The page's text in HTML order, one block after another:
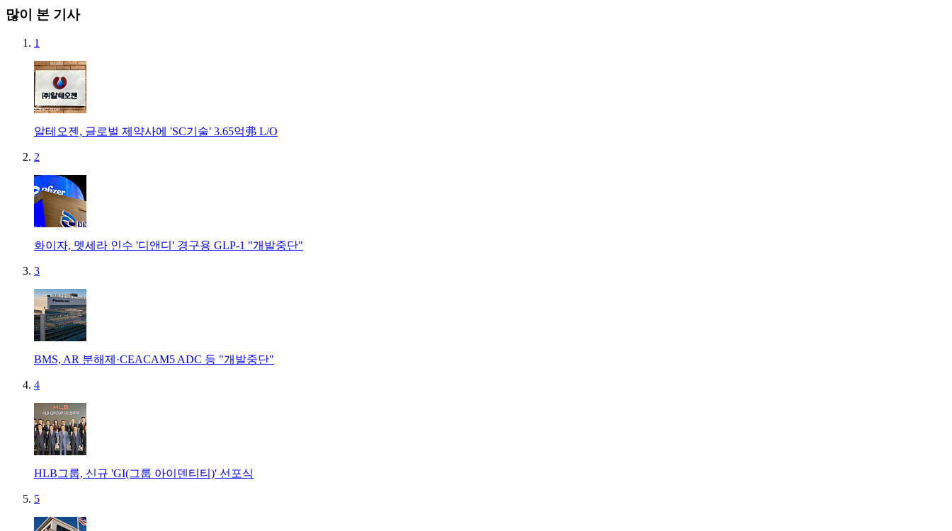
많이 본 기사
1
알테오젠, 글로벌 제약사에 'SC기술' 3.65억弗 L/O
2
화이자, 멧세라 인수 '디앤디' 경구용 GLP-1 "개발중단"
3
BMS, AR 분해제·CEACAM5 ADC 등 "개발중단"
4
HLB그룹, 신규 'GI(그룹 아이덴티티)' 선포식
5